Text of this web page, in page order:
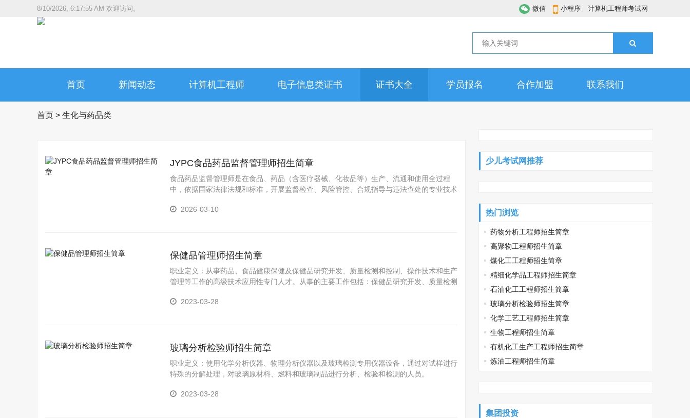
8/10/2026, 6:17:56 AM 欢迎访问。 微信 小程序 计算机工程师考试网
首页 新闻动态 计算机工程师 电子信息类证书 证书大全 学员报名 合作加盟 联系我们
首页 > 生化与药品类
JYPC食品药品监督管理师招生简章
食品药品监督管理师是在食品、药品（含医疗器械、化妆品等）生产、流通和使用全过程
中，依据国家法律法规和标准，开展监督检查、风险管控、合规指导与违法查处的专业技术
2026-03-10
保健品管理师招生简章
职业定义：从事药品、食品健康保健及保健品研究开发、质量检测和控制、操作技术和生产
管理等工作的高级技术应用性专门人才。从事的主要工作包括：保健品研究开发、质量检测
2023-03-28
玻璃分析检验师招生简章
职业定义：使用化学分析仪器、物理分析仪器以及玻璃检测专用仪器设备，通过对试样进行
特殊的分解处理，对玻璃原材料、燃料和玻璃制品进行分析、检验和检测的人员。
2023-03-28
少儿考试网推荐
热门浏览
药物分析工程师招生简章
高聚物工程师招生简章
煤化工工程师招生简章
精细化学品工程师招生简章
石油化工工程师招生简章
玻璃分析检验师招生简章
化学工艺工程师招生简章
生物工程师招生简章
有机化工生产工程师招生简章
炼油工程师招生简章
集团投资